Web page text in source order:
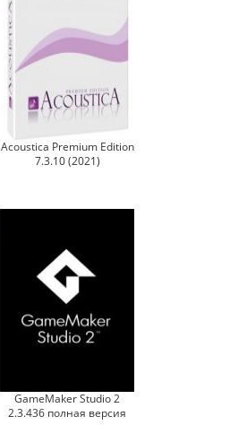
Acoustica Premium Edition
7.3.10 (2021)
GameMaker Studio 2
2.3.436 полная версия